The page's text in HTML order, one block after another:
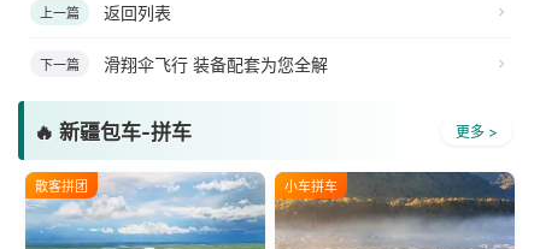
上一篇 返回列表
下一篇 滑翔伞飞行 装备配套为您全解
🔥 新疆包车-拼车 更多 >
散客拼团 小车拼车